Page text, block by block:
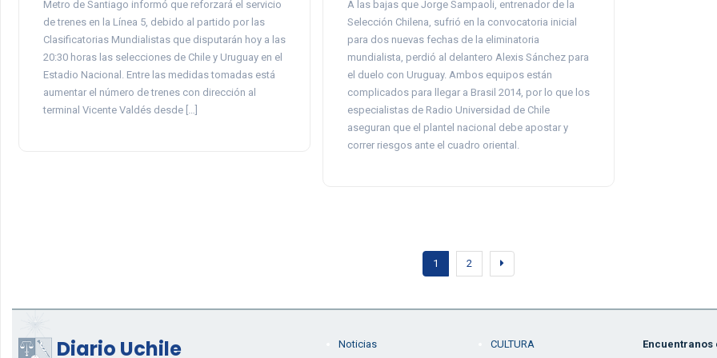
Metro de Santiago informó que reforzará el servicio
de trenes en la Línea 5, debido al partido por las
Clasificatorias Mundialistas que disputarán hoy a las
20:30 horas las selecciones de Chile y Uruguay en el
Estadio Nacional. Entre las medidas tomadas está
aumentar el número de trenes con dirección al
terminal Vicente Valdés desde […]
A las bajas que Jorge Sampaoli, entrenador de la
Selección Chilena, sufrió en la convocatoria inicial
para dos nuevas fechas de la eliminatoria
mundialista, perdió al delantero Alexis Sánchez para
el duelo con Uruguay. Ambos equipos están
complicados para llegar a Brasil 2014, por lo que los
especialistas de Radio Universidad de Chile
aseguran que el plantel nacional debe apostar y
correr riesgos ante el cuadro oriental.
1 2
Diario Uchile Noticias CULTURA Encuentranos